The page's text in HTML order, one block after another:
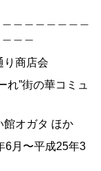
商店会
街の華コミュ
オガタ ほか
〜平成25年3